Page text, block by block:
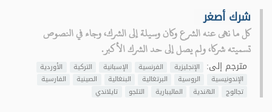
شرك أصغر
كل ما نهى عنه الشرع وكان وسيلة إلى الشرك، وجاء في النصوص
تسميته شركا، ولم يصل إلى حد الشرك الأكبر.
مترجم إلى: الإنجليزية الفرنسية الإسبانية التركية
الأوردية
الإندونيسية
الروسية البرتغالية البنغالية الصينية
الفارسية
تجالوج
الهندية الماليبارية التلجو تايلاندي